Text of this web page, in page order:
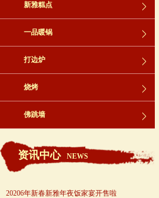
新雅糕点
一品暖锅
打边炉
烧烤
佛跳墙
资讯中心 NEWS
20206年新春新雅年夜饭家宴开售啦